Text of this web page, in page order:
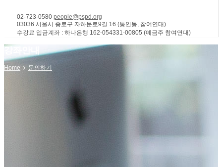
02-723-0580 people@pspd.org
03036 서울시 종로구 자하문로9길 16 (통인동, 참여연대)
수강료 입금계좌 : 하나은행 162-054331-00805 (예금주 참여연대)
강좌안내
Home 문의하기